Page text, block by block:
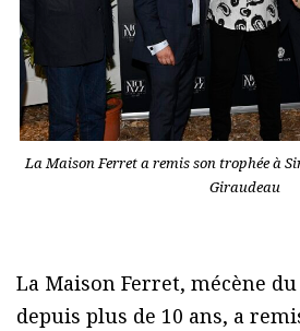
La Maison Ferret a remis son trophée à
Giraudeau
La Maison Ferret, mécène du
depuis plus de 10 ans, a